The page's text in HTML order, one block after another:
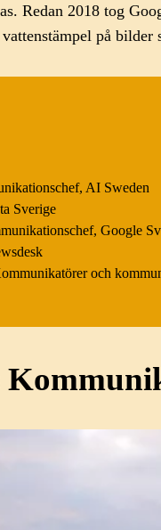
Redan 2018 tog
på
AI Sweden
Sverige
Google
och